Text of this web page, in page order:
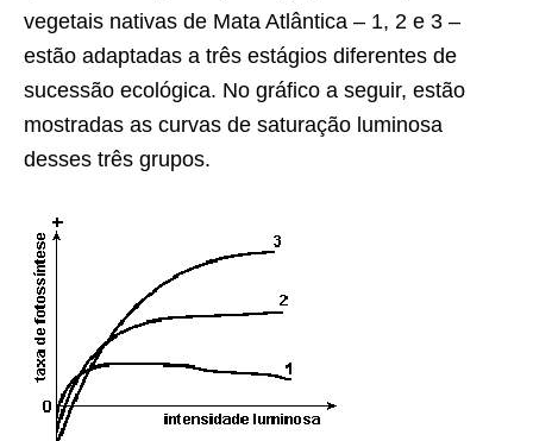
vegetais nativas de Mata Atlântica – 1, 2 e 3 –
estão adaptadas a três estágios diferentes de
sucessão ecológica. No gráfico a seguir, estão
mostradas as curvas de saturação luminosa
desses três grupos.